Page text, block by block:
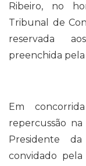
Ribeiro, no
Tribunal de
reservada
preenchida pela
Em
repercussão
Presidente
convidado pela